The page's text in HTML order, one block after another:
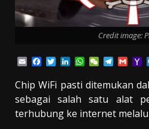
Credit image:
EmailFacebook
TwitterLinkedIn
WhatsApp
WeChat
Chip WiFi pasti ditemukan
sebagai salah satu alat
terhubung ke internet